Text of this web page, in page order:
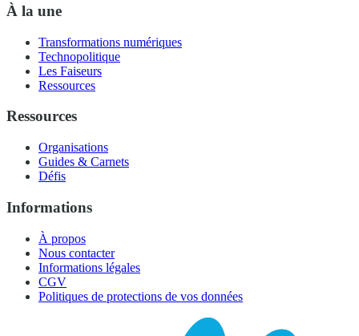
À la une
Transformations numériques
Technopolitique
Les Faiseurs
Ressources
Ressources
Organisations
Guides & Carnets
Défis
Informations
À propos
Nous contacter
Informations légales
CGV
Politiques de protections de vos données